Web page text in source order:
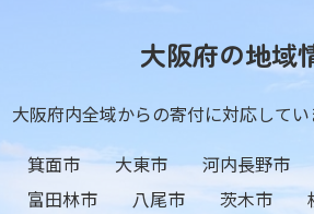
大阪府の地域
大阪府内全域からの寄付に対応してい
箕面市
大東市 河内長野市
富田林市
八尾市 茨木市